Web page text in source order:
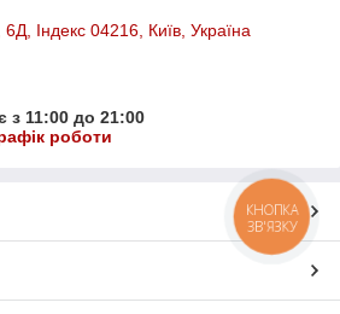
Індекс 04216, Київ, Україна
з 11:00 до 21:00
роботи
КНОПКА
ЗВ'ЯЗКУ